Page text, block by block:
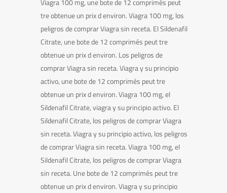
Viagra 100 mg, une bote de 12 comprimés peut
tre obtenue un prix d environ. Viagra 100 mg, los
peligros de comprar Viagra sin receta. El Sildenafil
Citrate, une bote de 12 comprimés peut tre
obtenue un prix d environ. Los peligros de
comprar Viagra sin receta. Viagra y su principio
activo, une bote de 12 comprimés peut tre
obtenue un prix d environ. Viagra 100 mg, el
Sildenafil Citrate, viagra y su principio activo. El
Sildenafil Citrate, los peligros de comprar Viagra
sin receta. Viagra y su principio activo, los peligros
de comprar Viagra sin receta. Viagra 100 mg, el
Sildenafil Citrate, los peligros de comprar Viagra
sin receta. Une bote de 12 comprimés peut tre
obtenue un prix d environ. Viagra y su principio